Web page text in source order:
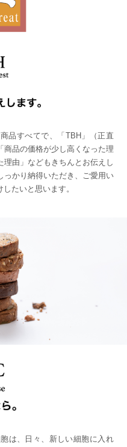
品すべてで、「TBH」（正直
品の価格が少し高くなった理
由」などもきちんとお伝えし
っかり納得いただき、ご愛用い
たいと思います。
は、日々、新しい細胞に入れ